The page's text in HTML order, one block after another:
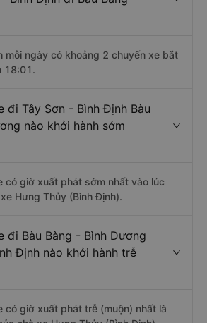
mỗi ngày có khoảng 2 chuyến xe bắt
18:01.
đi Tây Sơn - Bình Định Bàu
nào khởi hành sớm
có giờ xuất phát sớm nhất vào lúc
Hưng Thủy (Bình Định).
đi Bàu Bàng - Bình Dương
Định nào khởi hành trễ
có giờ xuất phát trễ (muộn) nhất là